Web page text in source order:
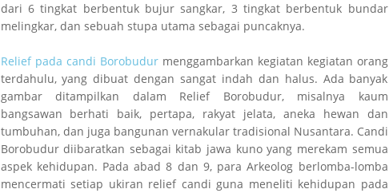
dari 6 tingkat berbentuk bujur sangkar, 3 tingkat berbentuk bundar
melingkar, dan sebuah stupa utama sebagai puncaknya.
Relief pada candi Borobudurmenggambarkan kegiatan kegiatan orang
terdahulu, yang dibuat dengan sangat indah dan halus. Ada banyak
gambar ditampilkan dalam Relief Borobudur, misalnya kaum
bangsawan berhati baik, pertapa, rakyat jelata, aneka hewan dan
tumbuhan, dan juga bangunan vernakular tradisional Nusantara. Candi
Borobudur diibaratkan sebagai kitab jawa kuno yang merekam semua
aspek kehidupan. Pada abad 8 dan 9, para Arkeolog berlomba-lomba
mencermati setiap ukiran relief candi guna meneliti kehidupan pada